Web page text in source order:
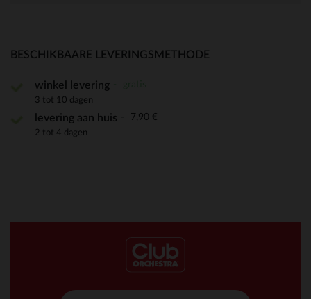
BESCHIKBAARE LEVERINGSMETHODE
winkel levering
3 tot 10 dagen
levering aan huis 7,90 €
2 tot 4 dagen